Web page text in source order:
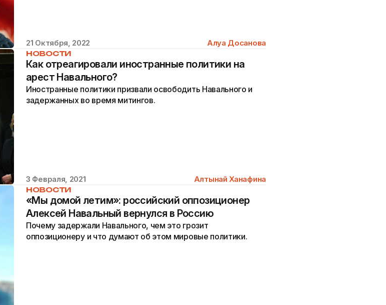
21 Октября, 2022 Алуа Досанова
НОВОСТИ
Как отреагировали иностранные политики на
арест Навального?
Иностранные политики призвали освободить Навального и
задержанных во время митингов.
3 Февраля, 2021 Алтынай Ханафина
НОВОСТИ
«Мы домой летим»: российский оппозиционер
Алексей Навальный вернулся в Россию
Почему задержали Навального, чем это грозит
оппозиционеру и что думают об этом мировые политики.